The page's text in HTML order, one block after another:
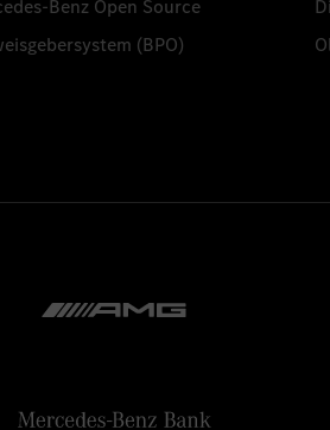
Benz Open Source
(BPO)